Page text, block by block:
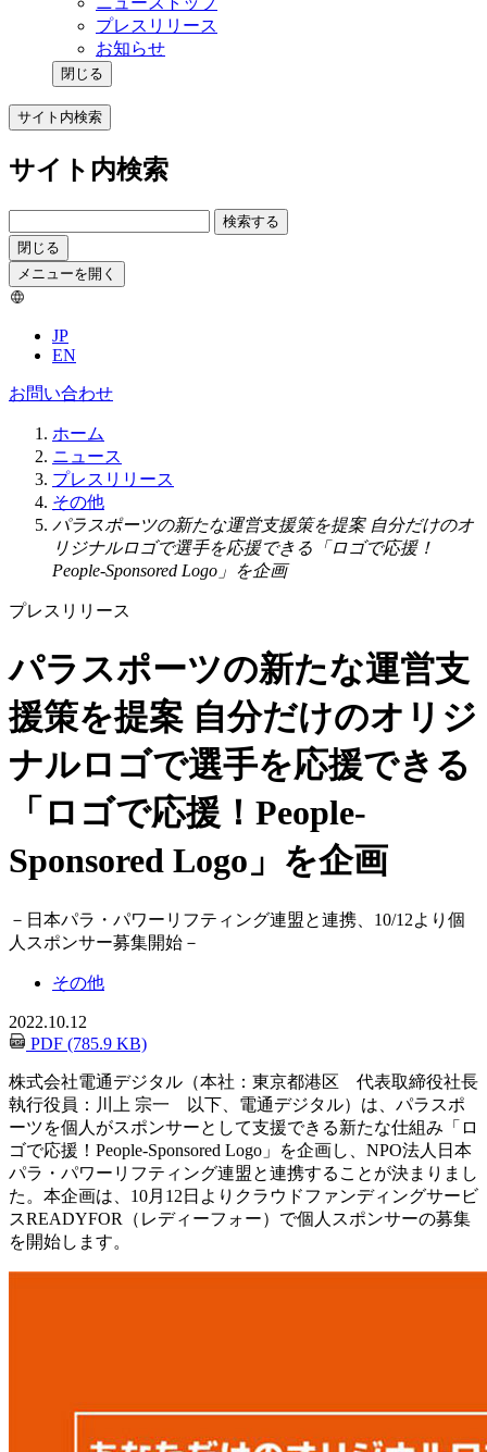
プレスリリース
お知らせ
閉じる
サイト内検索
サイト内検索
検索する
閉じる
メニューを開く
JP
EN
お問い合わせ
ホーム
ニュース
プレスリリース
その他
パラスポーツの新たな運営支援策を提案 自分だけのオ
リジナルロゴで選手を応援できる「ロゴで応援！
People-Sponsored Logo」を企画
プレスリリース
パラスポーツの新たな運営支
援策を提案 自分だけのオリジ
ナルロゴで選手を応援できる
「ロゴで応援！People-
Sponsored Logo」を企画
－ 日本パラ・パワーリフティング連盟と連携、10/12より個
人スポンサー募集開始 －
その他
2022.10.12
PDF (785.9 KB)
株式会社電通デジタル（本社：東京都港区 代表取締役社長
執行役員：川上 宗一 以下、電通デジタル）は、パラスポ
ーツを個人がスポンサーとして支援できる新たな仕組み「ロ
ゴで応援！People-Sponsored Logo」を企画し、NPO法人日本
パラ・パワーリフティング連盟と連携することが決まりまし
た。本企画は、10月12日よりクラウドファンディングサービ
スREADYFOR（レディーフォー）で個人スポンサーの募集
を開始します。